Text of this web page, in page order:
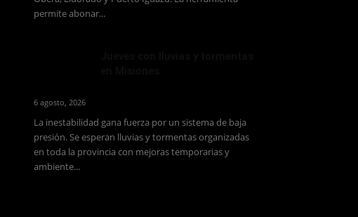
permite abonar...
6 agosto, 2026
La inestabilidad gana fuerza por un sistema de baja
presión. Se esperan lluvias y tormentas organizadas
en toda la provincia con mejoras temporarias y
ambiente...